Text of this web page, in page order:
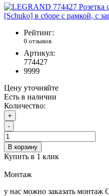
Рейтинг:
0 отзывов
Артикул:
774427
9999
Цену уточняйте
Есть в наличии
Количество:
+
-
В корзину
Купить в 1 клик
Монтаж
у нас можно заказать монтаж